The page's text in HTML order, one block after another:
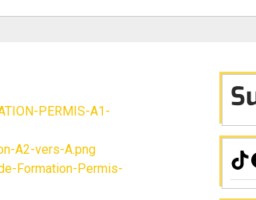
PERMIS-A1-
A2-vers-A.png
Formation-Permis-